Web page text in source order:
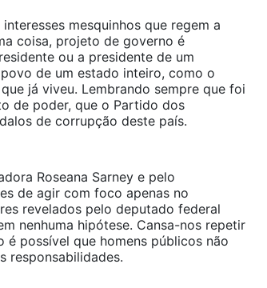
mesquinhos que regem a
coisa, projeto de governo é
ou a presidente de um
de um estado inteiro, como o
já viveu. Lembrando sempre que foi
de poder, que o Partido dos
de corrupção deste país.
Roseana Sarney e pelo
de agir com foco apenas no
revelados pelo deputado federal
nenhuma hipótese. Cansa-nos repetir
é possível que homens públicos não
responsabilidades.